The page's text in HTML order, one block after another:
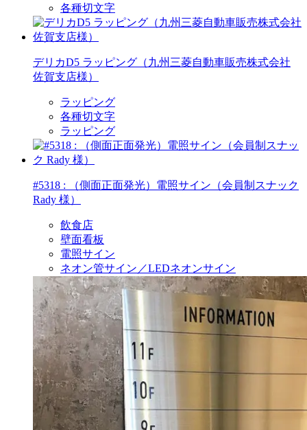
各種切文字
デリカD5 ラッピング（九州三菱自動車販売株式会社
佐賀支店様）
ラッピング
各種切文字
ラッピング
#5318 : （側面正面発光）電照サイン（会員制スナック
Rady 様）
飲食店
壁面看板
電照サイン
ネオン管サイン／LEDネオンサイン